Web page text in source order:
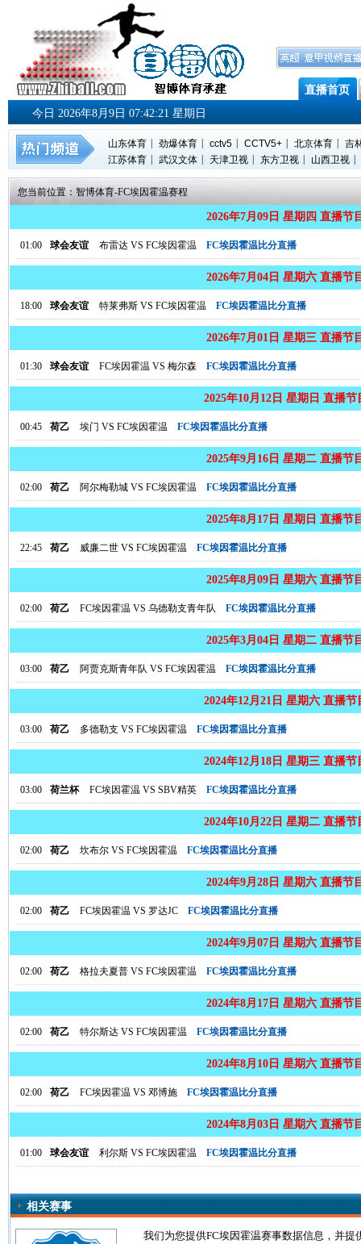
直播首页
今日 2026年8月9日 07:42:22 星期日
山东体育 劲爆体育 cctv5 CCTV5+ 北京体育
吉
江苏体育 | 武汉文体 | 天津卫视 | 东方卫视 | 山西卫视 |
您当前位置： 智博体育-FC埃因霍温赛程
2026年7月09日 星期四 直播节
01:00 球会友谊 布雷达 VS FC埃因霍温 FC埃因霍温比分直播
2026年7月04日 星期六 直播节
18:00 球会友谊 特莱弗斯 VS FC埃因霍温 FC埃因霍温比分直播
2026年7月01日 星期三 直播节
01:30 球会友谊 FC埃因霍温 VS 梅尔森 FC埃因霍温比分直播
2025年10月12日 星期日 直播节
00:45 荷乙 埃门 VS FC埃因霍温 FC埃因霍温比分直播
2025年9月16日 星期二 直播节
02:00 荷乙 阿尔梅勒城 VS FC埃因霍温 FC埃因霍温比分直播
2025年8月17日 星期日 直播节
22:45 荷乙 威廉二世 VS FC埃因霍温 FC埃因霍温比分直播
2025年8月09日 星期六 直播节
02:00 荷乙 FC埃因霍温 VS 乌德勒支青年队 FC埃因霍温比分直播
2025年3月04日 星期二 直播节
03:00 荷乙 阿贾克斯青年队 VS FC埃因霍温 FC埃因霍温比分直播
2024年12月21日 星期六 直播节
03:00 荷乙 多德勒支 VS FC埃因霍温 FC埃因霍温比分直播
2024年12月18日 星期三 直播节
03:00 荷兰杯 FC埃因霍温 VS SBV精英 FC埃因霍温比分直播
2024年10月22日 星期二 直播节
02:00 荷乙 坎布尔 VS FC埃因霍温 FC埃因霍温比分直播
2024年9月28日 星期六 直播节
02:00 荷乙 FC埃因霍温 VS 罗达JC FC埃因霍温比分直播
2024年9月07日 星期六 直播节
02:00 荷乙 格拉夫夏普 VS FC埃因霍温 FC埃因霍温比分直播
2024年8月17日 星期六 直播节
02:00 荷乙 特尔斯达 VS FC埃因霍温 FC埃因霍温比分直播
2024年8月10日 星期六 直播节
02:00 荷乙 FC埃因霍温 VS 邓博施 FC埃因霍温比分直播
2024年8月03日 星期六 直播节
01:00 球会友谊 利尔斯 VS FC埃因霍温 FC埃因霍温比分直播
相关赛事
我们为您提供FC埃因霍温赛事数据信息，并